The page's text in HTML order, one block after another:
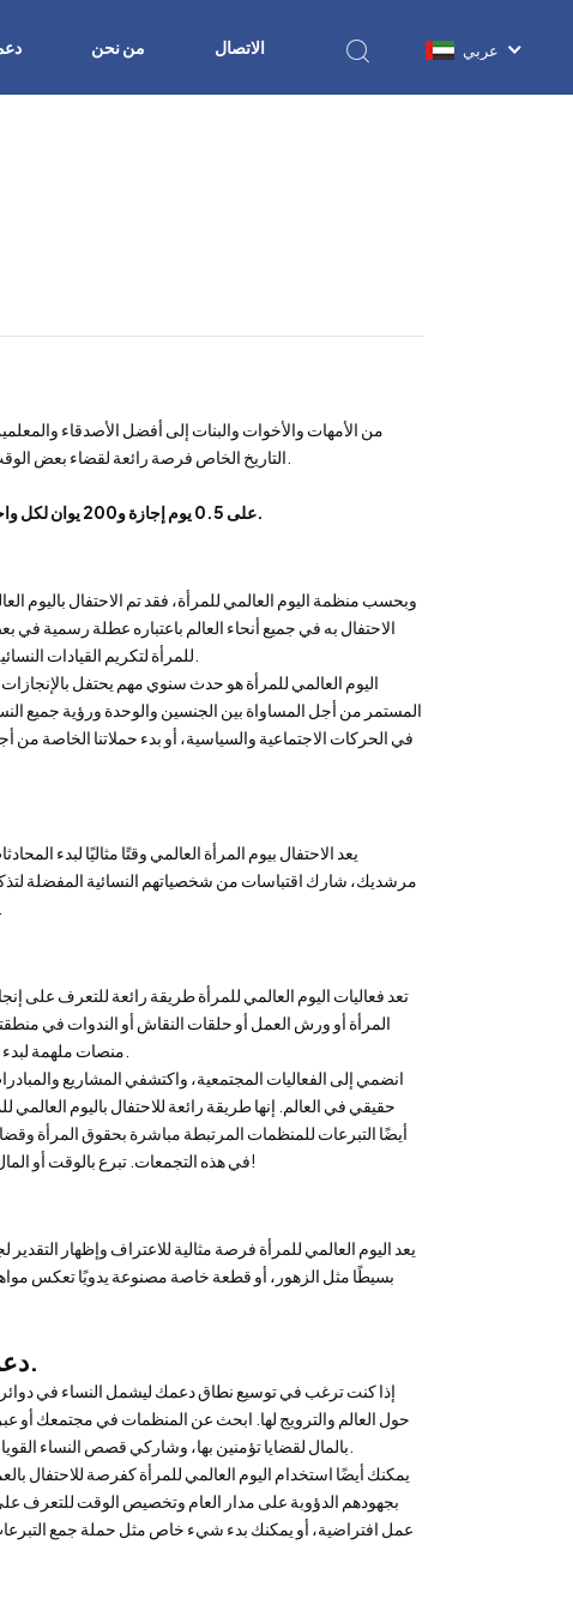
عربي من نحن الاتصال
من الأمهات والأخوات والبنات إلى أفضل الأصدقاء
تحصل جميع نساء MBLUE على 0.5 يوم إجازة و200 يوان لكل واحدة منهن للاحتفال بالتاريخ الخاص: يوم المرأة العالمي.
الاحتفال به في جميع أنحاء العالم باعتباره عطلة رسمية
اليوم العالمي للمرأة هو حدث سنوي مهم يحتفل بالإنجازات
المستمر من أجل المساواة بين الجنسين والوحدة ورؤية جميع
في الحركات الاجتماعية والسياسية، أو بدء حملاتنا الخاصة من
يعد الاحتفال بيوم المرأة العالمي وقتًا مثاليًا لبدء
مرشديك، شارك اقتباسات من شخصياتهم النسائية المفضلة
تعد فعاليات اليوم العالمي للمرأة طريقة رائعة للتعرف على
المرأة أو ورش العمل أو حلقات النقاش أو الندوات في
انضمي إلى الفعاليات المجتمعية، واكتشفي المشاريع
حقيقي في العالم. إنها طريقة رائعة للاحتفال باليوم
أيضًا التبرعات للمنظمات المرتبطة مباشرة بحقوق المرأة
في هذه التجمعات. تبرع بالوقت أو المال أو الإمدادات التي من شأنها أن تساعد في تعزيز تقدم الإناث في جميع أنحاء العالم!
يعد اليوم العالمي للمرأة فرصة مثالية للاعتراف وإظهار
بسيطًا مثل الزهور، أو قطعة خاصة مصنوعة يدويًا تعكس
دعم المنظمات التي تعمل على تمكين المرأة حول العالم.
إذا كنت ترغب في توسيع نطاق دعمك ليشمل النساء في
حول العالم والترويج لها. ابحث عن المنظمات في مجتمعك أو
يمكنك أيضًا استخدام اليوم العالمي للمرأة كفرصة للاحتفال
بجهودهم الدؤوبة على مدار العام وتخصيص الوقت للتعرف
عمل افتراضية، أو يمكنك بدء شيء خاص مثل حملة جمع التبرعات